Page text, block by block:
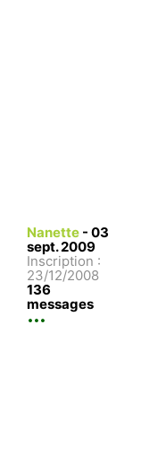
Nanette - 03
sept. 2009
Inscription :
23/12/2008
136
messages